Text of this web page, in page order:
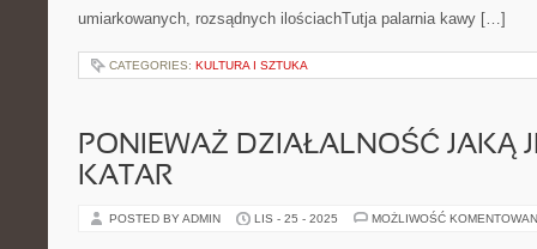
umiarkowanych, rozsądnych ilościachTutja palarnia kawy […]
CATEGORIES: KULTURA I SZTUKA
PONIEWAŻ DZIAŁALNOŚĆ JAKĄ
KATAR
POSTED BY ADMIN LIS - 25 - 2025 MOŻLIWOŚĆ